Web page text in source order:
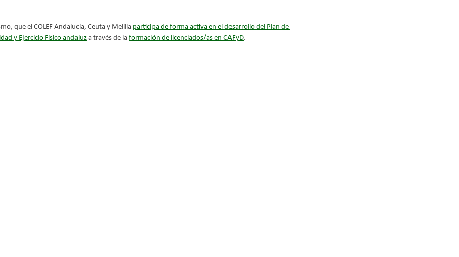
que el COLEF Andalucía, Ceuta y Melilla participa de forma activa en el desarrollo del Plan de
y Ejercicio Físico andaluz a través de la formación de licenciados/as en CAFyD.